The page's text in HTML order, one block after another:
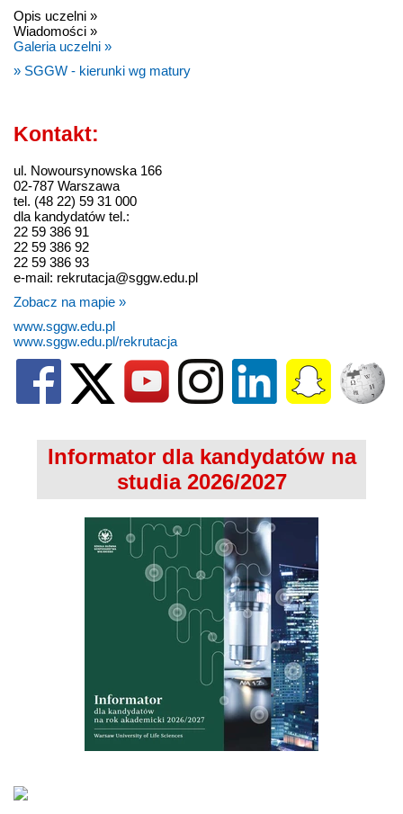
Opis uczelni »
Wiadomości »
Galeria uczelni »
» SGGW - kierunki wg matury
Kontakt:
ul. Nowoursynowska 166
02-787 Warszawa
tel. (48 22) 59 31 000
dla kandydatów tel.:
22 59 386 91
22 59 386 92
22 59 386 93
e-mail: rekrutacja@sggw.edu.pl
Zobacz na mapie »
www.sggw.edu.pl
www.sggw.edu.pl/rekrutacja
Informator dla kandydatów na
studia 2026/2027